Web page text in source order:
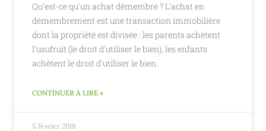
Qu'est-ce qu'un achat démembré ? L'achat en
démembrement est une transaction immobilière
dont la propriété est divisée : les parents achètent
l'usufruit (le droit d'utiliser le bien), les enfants
achètent le droit d'utiliser le bien.
CONTINUER À LIRE »
5 février 2018